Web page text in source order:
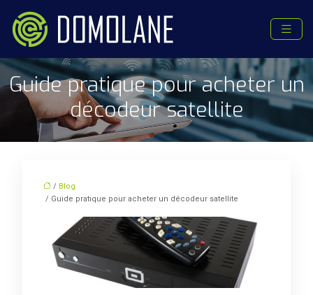
Guide pratique pour acheter un
décodeur satellite
/ Blog
/ Guide pratique pour acheter un décodeur satellite